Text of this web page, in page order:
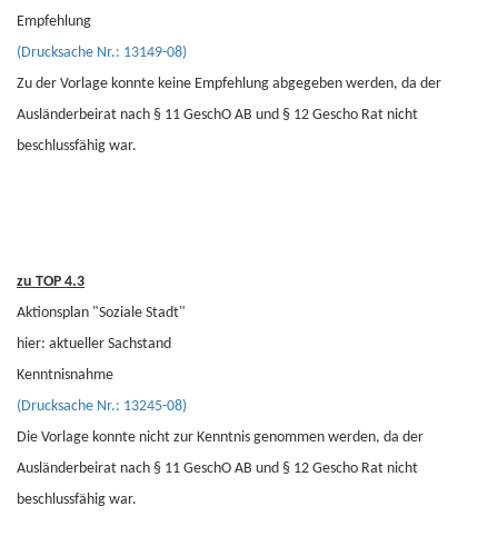
Empfehlung
(Drucksache Nr.: 13149-08)
Zu der Vorlage konnte keine Empfehlung abgegeben werden, da der
Ausländerbeirat nach § 11 GeschO AB und § 12 Gescho Rat nicht
beschlussfähig war.
zu TOP 4.3
Aktionsplan "Soziale Stadt"
hier: aktueller Sachstand
Kenntnisnahme
(Drucksache Nr.: 13245-08)
Die Vorlage konnte nicht zur Kenntnis genommen werden, da der
Ausländerbeirat nach § 11 GeschO AB und § 12 Gescho Rat nicht
beschlussfähig war.